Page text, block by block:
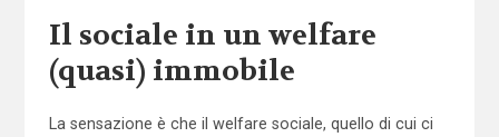
Il sociale in un welfare
(quasi) immobile
La sensazione è che il welfare sociale, quello di cui ci